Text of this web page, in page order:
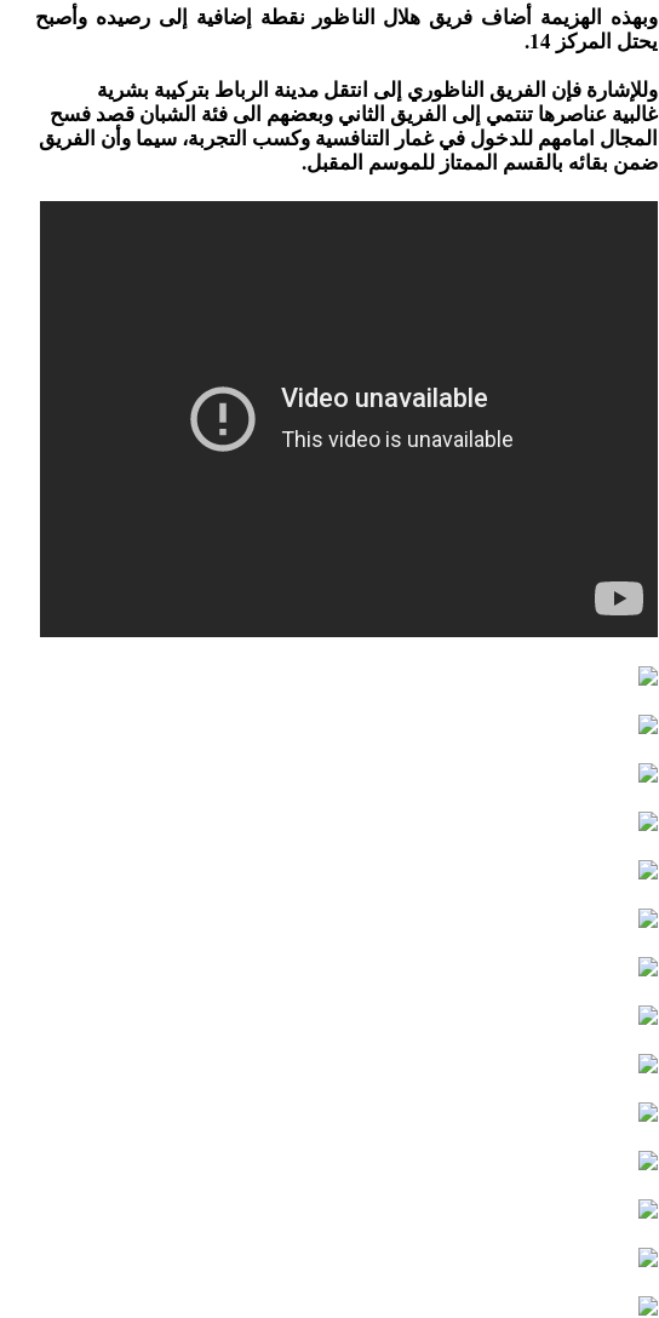
وبهذه الهزيمة أضاف فريق هلال الناظور نقطة إضافية إلى رصيده وأصبح
يحتل المركز 14.
وللإشارة فإن الفريق الناظوري إلى انتقل مدينة الرباط بتركيبة بشرية
غالبية عناصرها تنتمي إلى الفريق الثاني وبعضهم الى فئة الشبان قصد فسح
المجال امامهم للدخول في غمار التنافسية وكسب التجربة، سيما وأن الفريق
ضمن بقائه بالقسم الممتاز للموسم المقبل.